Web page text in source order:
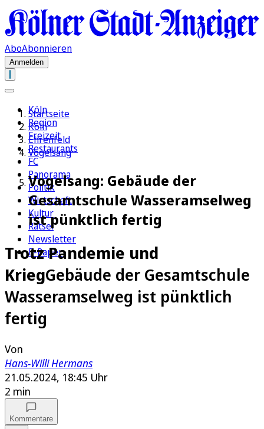
AboAbonnieren
Anmelden
Köln
Region
Freizeit
Restaurants
FC
Panorama
Politik
Wirtschaft
Kultur
Rätsel
Newsletter
E-Paper
Startseite
Köln
Ehrenfeld
Vogelsang
Vogelsang: Gebäude der
Gesamtschule Wasseramselweg
ist pünktlich fertig
Trotz Pandemie und
KriegGebäude der Gesamtschule
Wasseramselweg ist pünktlich
fertig
Von
Hans-Willi Hermans
21.05.2024, 18:45 Uhr
2 min
Kommentare